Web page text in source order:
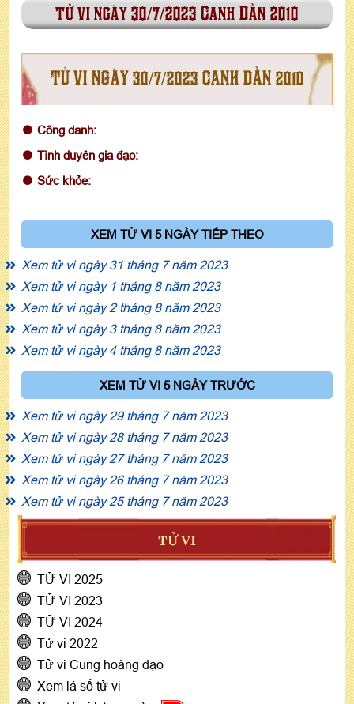
tử vi ngày 30/7/2023 Canh Dần 2010
TỬ VI NGÀY 30/7/2023 CANH DẦN 2010
Công danh:
Tình duyên gia đạo:
Sức khỏe:
XEM TỬ VI 5 NGÀY TIẾP THEO
Xem tử vi ngày 31 tháng 7 năm 2023
Xem tử vi ngày 1 tháng 8 năm 2023
Xem tử vi ngày 2 tháng 8 năm 2023
Xem tử vi ngày 3 tháng 8 năm 2023
Xem tử vi ngày 4 tháng 8 năm 2023
XEM TỬ VI 5 NGÀY TRƯỚC
Xem tử vi ngày 29 tháng 7 năm 2023
Xem tử vi ngày 28 tháng 7 năm 2023
Xem tử vi ngày 27 tháng 7 năm 2023
Xem tử vi ngày 26 tháng 7 năm 2023
Xem tử vi ngày 25 tháng 7 năm 2023
TỬ VI
TỬ VI 2025
TỬ VI 2023
TỬ VI 2024
Tử vi 2022
Tử vi Cung hoàng đạo
Xem lá số tử vi